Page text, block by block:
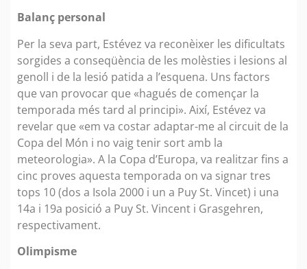
Balanç personal
Per la seva part, Estévez va reconèixer les dificultats
sorgides a conseqüència de les molèsties i lesions al
genoll i de la lesió patida a l’esquena. Uns factors
que van provocar que «hagués de començar la
temporada més tard al principi». Així, Estévez va
revelar que «em va costar adaptar-me al circuit de la
Copa del Món i no vaig tenir sort amb la
meteorologia». A la Copa d’Europa, va realitzar fins a
cinc proves aquesta temporada on va signar tres
tops 10 (dos a Isola 2000 i un a Puy St. Vincet) i una
14a i 19a posició a Puy St. Vincent i Grasgehren,
respectivament.
Olimpisme